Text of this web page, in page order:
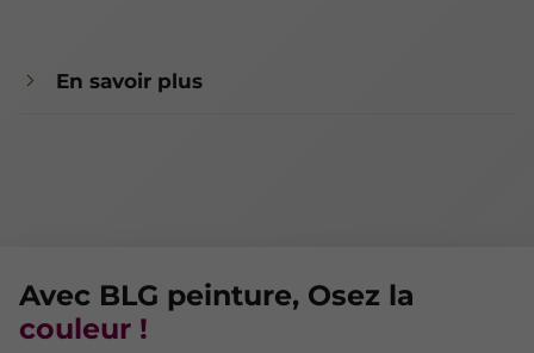
En savoir plus
Avec BLG peinture, Osez la
couleur !